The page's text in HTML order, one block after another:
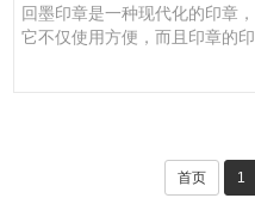
回墨印章是一种现代化的印章，
它不仅使用方便，而且印章的印
首页 1